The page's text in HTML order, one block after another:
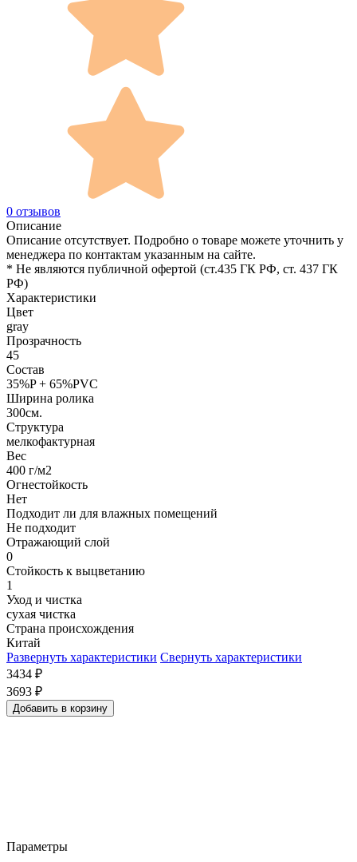
0 отзывов
Описание
Описание отсутствует. Подробно о товаре можете уточнить у
менеджера по контактам указанным на сайте.
* Не являются публичной офертой (ст.435 ГК РФ, cт. 437 ГК
РФ)
Характеристики
Цвет
gray
Прозрачность
45
Состав
35%P + 65%PVC
Ширина ролика
300см.
Структура
мелкофактурная
Вес
400 г/м2
Огнестойкость
Нет
Подходит ли для влажных помещений
Не подходит
Отражающий слой
0
Стойкость к выцветанию
1
Уход и чистка
сухая чистка
Страна происхождения
Китай
Развернуть характеристики Свернуть характеристики
3434 ₽
3693 ₽
Добавить в корзину
Параметры